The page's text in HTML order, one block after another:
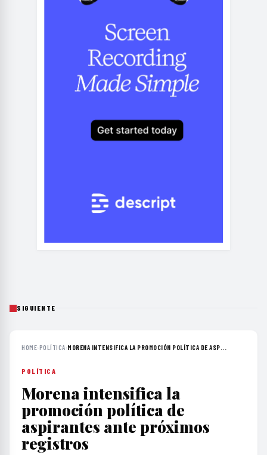
SIGUIENTE
HOME›POLÍTICA›MORENA INTENSIFICA LA PROMOCIÓN POLÍTICA DE ASP...
POLÍTICA
Morena intensifica la
promoción política de
aspirantes ante próximos
registros